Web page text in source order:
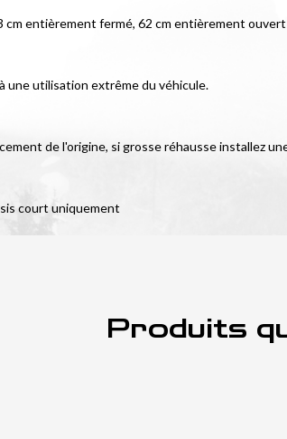
cm entièrement fermé, 62 cm entièrement ouvert
une utilisation extrême du véhicule.
de l'origine, si grosse réhausse installez
court uniquement
Produits